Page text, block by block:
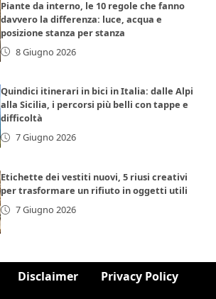
Piante da interno, le 10 regole che fanno
davvero la differenza: luce, acqua e
posizione stanza per stanza
8 Giugno 2026
Quindici itinerari in bici in Italia: dalle Alpi
alla Sicilia, i percorsi più belli con tappe e
difficoltà
7 Giugno 2026
Etichette dei vestiti nuovi, 5 riusi creativi
per trasformare un rifiuto in oggetti utili
7 Giugno 2026
Disclaimer Privacy Policy